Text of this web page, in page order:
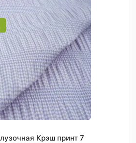
Крэш принт 7